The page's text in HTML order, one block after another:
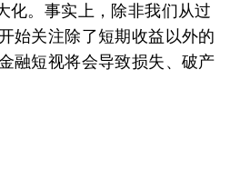
。事实上，除非我们从过
始关注除了短期收益以外的
融短视将会导致损失、破产